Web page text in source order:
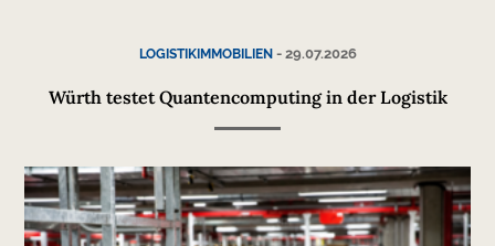
LOGISTIKIMMOBILIEN- 29.07.2026
Würth testet Quantencomputing in der Logistik